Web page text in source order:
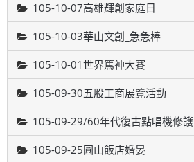
105-10-07高雄輝創家庭日
105-10-03華山文創_急急棒
105-10-01世界篤神大賽
105-09-30五股工商展覽活動
105-09-29/60年代復古點唱機修護
105-09-25圓山飯店婚晏